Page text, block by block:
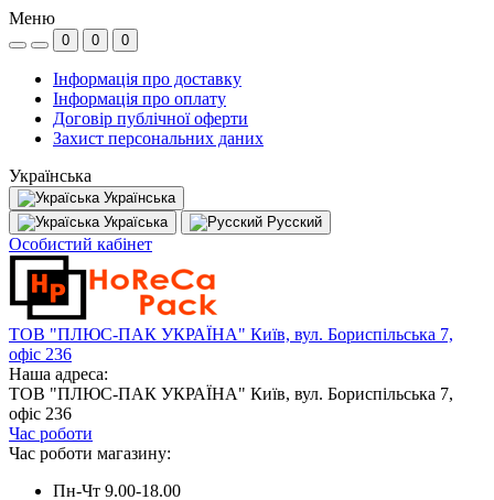
Меню
0 0 0
Інформація про доставку
Інформація про оплату
Договір публічної оферти
Захист персональних даних
Українська
Українська
Україська
Русский
Особистий кабінет
ТОВ "ПЛЮС-ПАК УКРАЇНА" Київ, вул. Бориспільська 7,
офіс 236
Наша адреса:
ТОВ "ПЛЮС-ПАК УКРАЇНА" Київ, вул. Бориспільська 7,
офіс 236
Час роботи
Час роботи магазину:
Пн-Чт 9.00-18.00